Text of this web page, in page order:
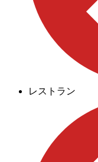
レストラン